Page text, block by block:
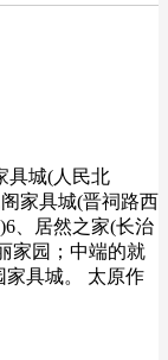
具城(人民北
家具城(晋祠路西
、居然之家(长治
家园；中端的就
家具城。 太原作